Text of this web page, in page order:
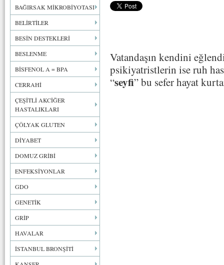
BAĞIRSAK MİKROBİYOTASI
BELİRTİLER
BESİN DESTEKLERİ
BESLENME
BİSFENOL A = BPA
CERRAHİ
ÇEŞİTLİ AKCİĞER
HASTALIKLARI
ÇÖLYAK GLUTEN
DİYABET
DOMUZ GRİBİ
ENFEKSİYONLAR
GDO
GENETİK
GRİP
HAVALAR
İSTANBUL BRONŞİTİ
Vatandaşın kendini
psikiyatristlerin ise ruh
“seyfi” bu sefer hayat